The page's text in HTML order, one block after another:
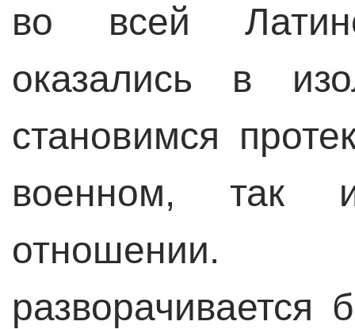
во всей
оказались в
становимся
военном, так